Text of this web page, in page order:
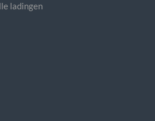
ladingen